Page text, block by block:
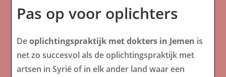
Pas op voor oplichters
Deoplichtingspraktijk met dokters in Jemen is
net zo succesvol als de oplichtingspraktijk met
artsen in Syrië of in elk ander land waar een